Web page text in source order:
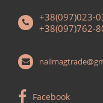
+38(097)023-
+38(097)762-
Facebook